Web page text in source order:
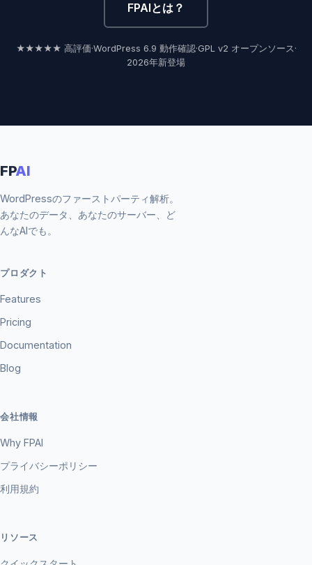
FPAIとは？
★★★★★ 高評価·WordPress 6.9 動作確認·GPL v2 オープンソース·
2026年新登場
FPAI
WordPressのファーストパーティ解析。
あなたのデータ、あなたのサーバー、ど
んなAIでも。
プロダクト
Features
Pricing
Documentation
Blog
会社情報
Why FPAI
プライバシーポリシー
利用規約
リソース